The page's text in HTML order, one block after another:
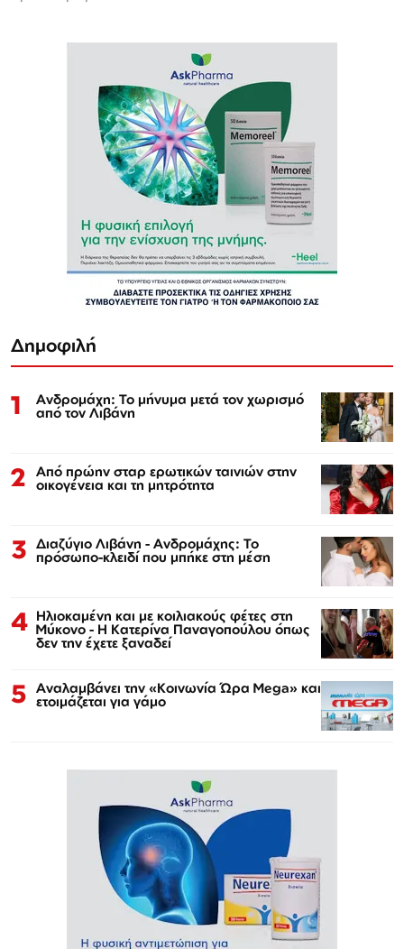
Δημοφιλή
1 Ανδρομάχη: Το μήνυμα μετά τον χωρισμό
από τον Λιβάνη
2 Από πρώην σταρ ερωτικών ταινιών στην
οικογένεια και τη μητρότητα
3 Διαζύγιο Λιβάνη - Ανδρομάχης: Το
πρόσωπο-κλειδί που μπήκε στη μέση
4 Ηλιοκαμένη και με κοιλιακούς φέτες στη
Μύκονο - Η Κατερίνα Παναγοπούλου όπως
δεν την έχετε ξαναδεί
5 Αναλαμβάνει την «Κοινωνία Ώρα Mega» και
ετοιμάζεται για γάμο